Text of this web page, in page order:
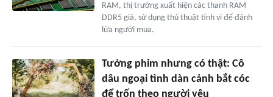
RAM, thị trường xuất hiện các thanh RAM
DDR5 giả, sử dụng thủ thuật tinh vi để đánh
lừa người mua.
Tưởng phim nhưng có thật: Cô
dâu ngoại tình dàn cảnh bắt cóc
để trốn theo người yêu